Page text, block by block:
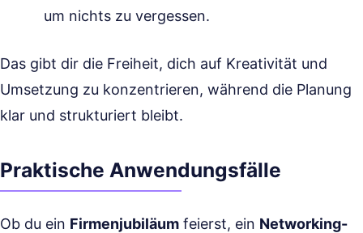
um nichts zu vergessen.
Das gibt dir die Freiheit, dich auf Kreativität und
Umsetzung zu konzentrieren, während die Planung
klar und strukturiert bleibt.
Praktische Anwendungsfälle
Ob du ein Firmenjubiläum feierst, ein Networking-